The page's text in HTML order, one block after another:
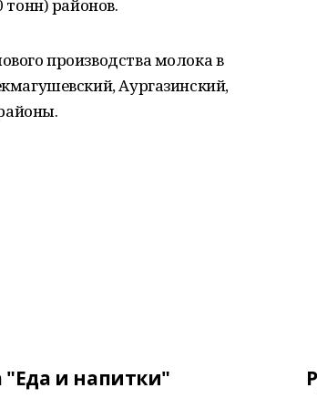
тонн) районов.
производства молока в
Аургазинский,
"Еда и напитки"